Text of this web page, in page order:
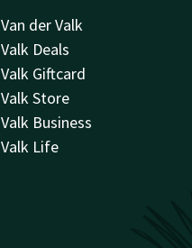
Van der Valk
Valk Deals
Valk Giftcard
Valk Store
Valk Business
Valk Life